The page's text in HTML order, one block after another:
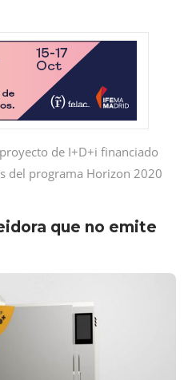
de I+D+i financiado
del programa Horizon 2020
que no emite